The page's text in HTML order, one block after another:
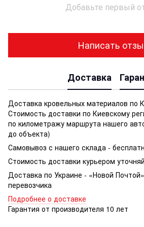
Добавьте первый
Написать
Доставка
Доставка кровельных материалов по
Стоимость доставки по Киевскому
по километражу маршрута нашего
до объекта)
Самовывоз с нашего склада -
Стоимость доставки курьером
Доставка по Украине - «Новой
перевозчика
Подробнее о доставке
Гарантия от производителя 10 лет